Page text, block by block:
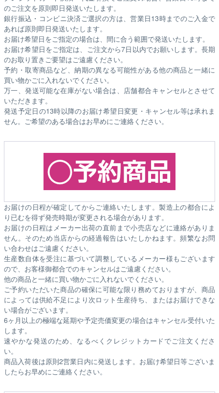
のご注文を原則即日発送いたします。
銀行振込・コンビニ決済ご選択の方は、営業日13時までのご入金で
あれば原則即日発送いたします。
お届け希望日をご指定の場合は、間に合う範囲で発送いたします。
お届け希望日をご指定は、ご注文から7日以内でお願いします。長期
のお取り置きご要望はご遠慮ください。
予約・取寄商品など、納期の異なる可能性がある他の商品と一緒に
買い物かごに入れないでください。
万一、発送可能な在庫がない場合は、店舗都合キャンセルとさせて
いただきます。
発送予定日の13時以降のお届け希望日変更・キャンセル等は承れま
せん。ご希望のある場合はお早めにご連絡ください。
お届けの日程が確定してからご連絡いたします。製造上の都合によ
り已むを得ず発売時期が変更される場合があります。
お届けの日程はメーカー出荷の直前まで小売店などに連絡がありま
せん。そのため当店からの経過報告はいたしかねます。頻繁なお問
い合わせはご遠慮ください。
生産数自体を受注に基づいて調整しているメーカー様もございます
ので、お客様御都合でのキャンセルはご遠慮ください。
他の商品と一緒に買い物かごに入れないでください。
ご予約いただいた商品の確保に可能な限り務めておりますが、商品
によっては供給不足により次ロット生産待ち、またはお届けできな
い場合がございます。
6ヶ月以上の極端な延期や予定売価変更の場合はキャンセル受付いた
します。
速やかな発送のため、なるべくクレジットカードでご注文くださ
い。
商品入荷後は原則2営業日内に発送します。お届け希望日等ございま
したらお早めにご連絡ください。